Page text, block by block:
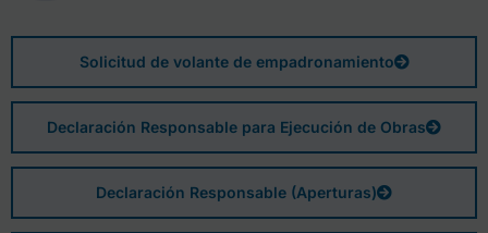
Solicitud de volante de empadronamiento
Declaración Responsable para Ejecución de Obras
Declaración Responsable (Aperturas)